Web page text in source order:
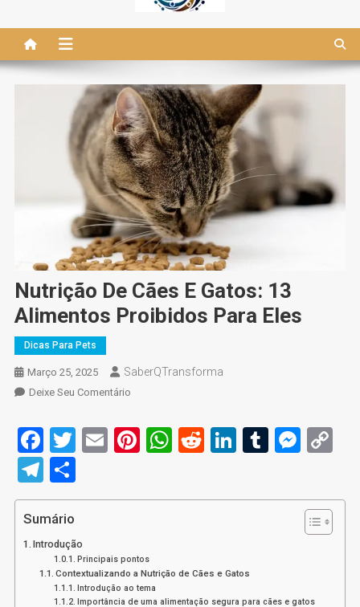
Nutrição De Cães E Gatos: 13
Alimentos Proibidos Para Eles
Dicas Para Pets
Março 25, 2025 SaberQTransforma
Deixe Seu ComentárioOn
De
Cães
13
Para
Eles
Facebook
Twitter
EmailPinterest
WhatsApp
RedditLinkedIn
Tumblr
Telegram
Share
Sumário
Introdução
Principais pontos
Contextualizando a Nutrição de Cães e Gatos
Introdução ao tema
Importância de uma alimentação segura para cães e gatos